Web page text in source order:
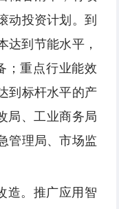
动投资计划。到
达到节能水平，
；重点行业能效
到标杆水平的产
局、工业商务局
管理局、市场监
造。推广应用智